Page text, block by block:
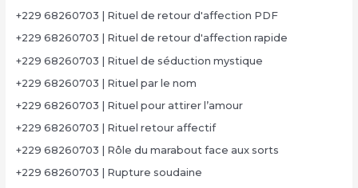
+229 68260703 | Rituel de retour d'affection PDF
+229 68260703 | Rituel de retour d'affection rapide
+229 68260703 | Rituel de séduction mystique
+229 68260703 | Rituel par le nom
+229 68260703 | Rituel pour attirer l’amour
+229 68260703 | Rituel retour affectif
+229 68260703 | Rôle du marabout face aux sorts
+229 68260703 | Rupture soudaine